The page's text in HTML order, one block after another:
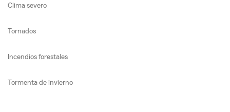
Clima severo
Tornados
Incendios forestales
Tormenta de invierno